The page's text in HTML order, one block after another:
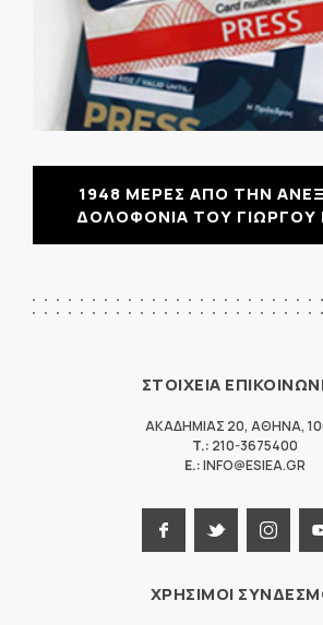
1948 ΜΕΡΕΣ ΑΠΟ ΤΗΝ
ΔΟΛΟΦΟΝΙΑ ΤΟΥ ΓΙΩΡΓΟΥ
ΣΤΟΙΧΕΙΑ
ΑΚΑΔΗΜΙΑΣ 20, ΑΘΗΝΑ,
T.: 210-3675400
E.:INFO@ESIEA.GR
ΧΡΗΣΙΜΟΙ